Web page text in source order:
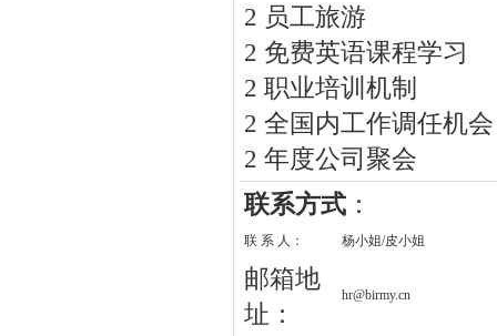
2 员工旅游
2 免费英语课程学习
2 职业培训机制
2 全国内工作调任机
2 年度公司聚会
联系方式 ：
联 系 人： 杨小姐/皮小姐
邮箱地
址：
hr@birmy.cn